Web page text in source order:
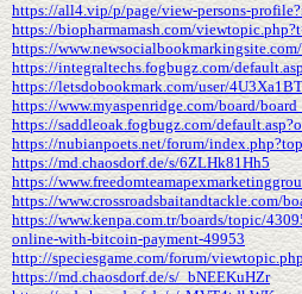
https://all4.vip/p/page/view-persons-
https://biopharmamash.com/
https://
https://integraltechs.fogbugz.com/
https://letsdobookmark.com/user/
https://www.myaspenridge.com/board/
https://saddleoak.fogbugz.com/
https://nubianpoets.net/forum/
https://md.chaosdorf.de/s/6ZLHk81Hh5
https://
https://www.crossroadsbaitandtackle.com/
https://www.kenpa.com.tr/boards/topic/
online-with-bitcoin-payment-49953
http://speciesgame.com/forum/
https://md.chaosdorf.de/s/_bNEEKuHZr